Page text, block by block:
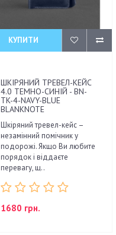
КУПИТИ
ШКІРЯНИЙ ТРЕВЕЛ-КЕЙС
4.0 ТЕМНО-СИНІЙ - BN-
TK-4-NAVY-BLUE
BLANKNOTE
Шкіряний тревел-кейс –
незамінний помічник у
подорожі. Якщо Ви любите
порядок і віддаєте
перевагу, щ..
1680 грн.